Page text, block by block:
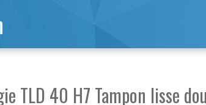
TLD 40 H7 Tampon lisse